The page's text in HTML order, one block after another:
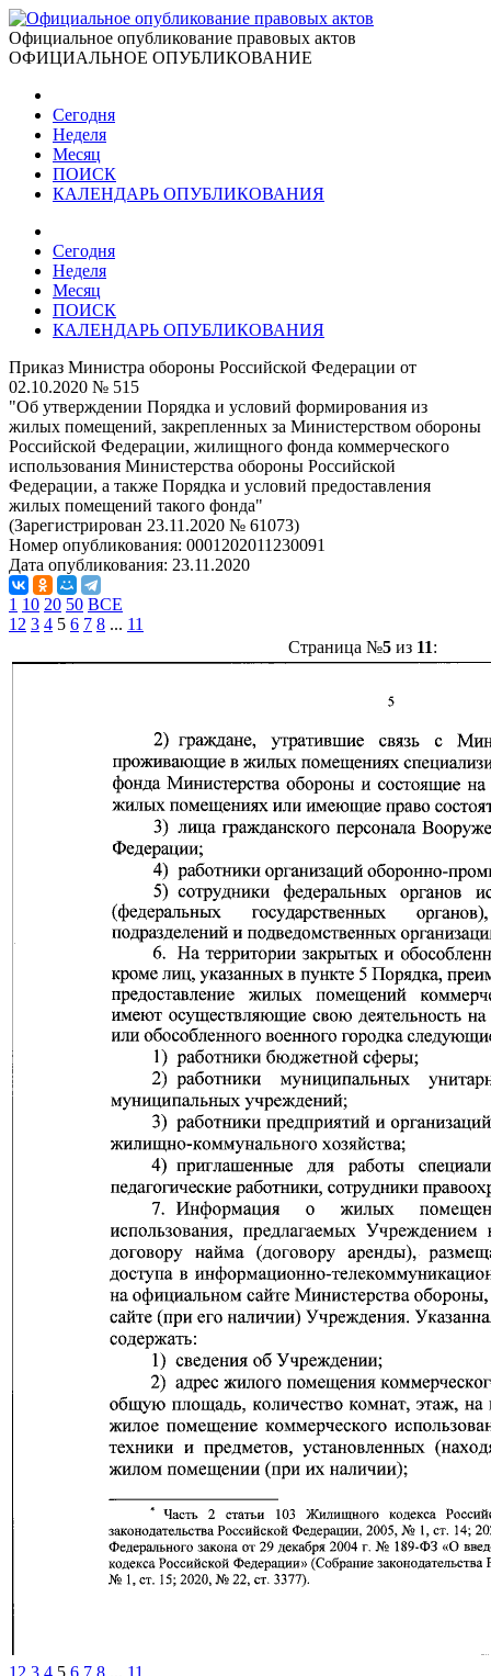
Официальное опубликование правовых актов
ОФИЦИАЛЬНОЕ ОПУБЛИКОВАНИЕ
Сегодня
Неделя
Месяц
ПОИСК
КАЛЕНДАРЬ ОПУБЛИКОВАНИЯ
Сегодня
Неделя
Месяц
ПОИСК
КАЛЕНДАРЬ ОПУБЛИКОВАНИЯ
Приказ Министра обороны Российской Федерации от
02.10.2020 № 515
"Об утверждении Порядка и условий формирования из
жилых помещений, закрепленных за Министерством обороны
Российской Федерации, жилищного фонда коммерческого
использования Министерства обороны Российской
Федерации, а также Порядка и условий предоставления
жилых помещений такого фонда"
(Зарегистрирован 23.11.2020 № 61073)
Номер опубликования: 0001202011230091
Дата опубликования: 23.11.2020
1 10 20 50 ВСЕ
1 2 3 4 5 6 7 8 ... 11
Страница №5 из 11:
1 2 3 4 5 6 7 8 ... 11